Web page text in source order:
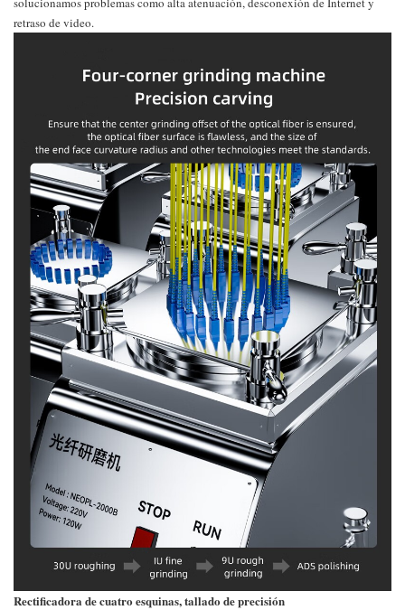
retraso de video.
Rectificadora de cuatro esquinas, tallado de precisión